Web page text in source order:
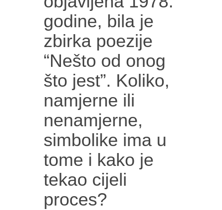
godine, bila je
zbirka poezije
“Nešto od onog
što jest”. Koliko,
namjerne ili
nenamjerne,
simbolike ima u
tome i kako je
tekao cijeli
proces?